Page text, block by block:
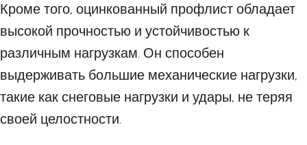
Кроме того, оцинкованный профлист обладает
высокой прочностью и устойчивостью к
различным нагрузкам. Он способен
выдерживать большие механические нагрузки,
такие как снеговые нагрузки и удары, не теряя
своей целостности.